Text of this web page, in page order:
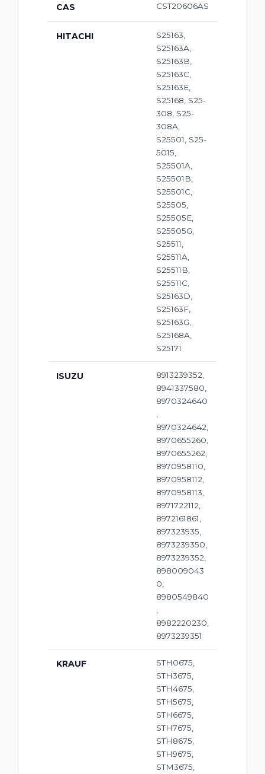
CAS CST20606AS
HITACHI
S25163,
S25163A,
S25163B,
S25163C,
S25163E,
S25168, S25-
308, S25-
308A,
S25501, S25-
5015,
S25501A,
S25501B,
S25501C,
S25505,
S25505E,
S25505G,
S25511,
S25511A,
S25511B,
S25511C,
S25163D,
S25163F,
S25163G,
S25168A,
S25171
ISUZU
8913239352,
8941337580,
8970324640
8970324642,
8970655260,
8970655262,
8970958110,
8970958112,
8970958113,
8971722112,
8972161861,
897323935,
8973239350,
8973239352,
898009043
0,
8980549840
8982220230,
8973239351
KRAUF
STH0675,
STH3675,
STH4675,
STH5675,
STH6675,
STH7675,
STH8675,
STH9675,
STM3675,